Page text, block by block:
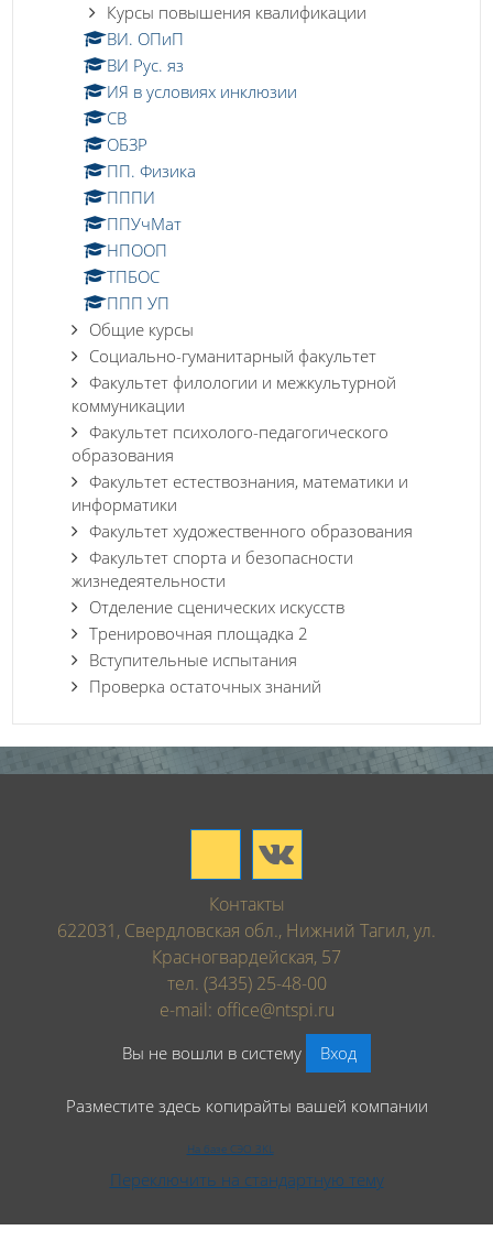
Курсы повышения квалификации
ВИ. ОПиП
ВИ Рус. яз
ИЯ в условиях инклюзии
СВ
ОБЗР
ПП. Физика
ПППИ
ППУчМат
НПООП
ТПБОС
ППП УП
Общие курсы
Социально-гуманитарный факультет
Факультет филологии и межкультурной
коммуникации
Факультет психолого-педагогического
образования
Факультет естествознания, математики и
информатики
Факультет художественного образования
Факультет спорта и безопасности
жизнедеятельности
Отделение сценических искусств
Тренировочная площадка 2
Вступительные испытания
Проверка остаточных знаний
Контакты
622031, Свердловская обл., Нижний Тагил, ул.
Красногвардейская, 57
тел. (3435) 25-48-00
e-mail: office@ntspi.ru
Вы не вошли в систему Вход
Разместите здесь копирайты вашей компании
На базе СЭО 3KL
Переключить на стандартную тему